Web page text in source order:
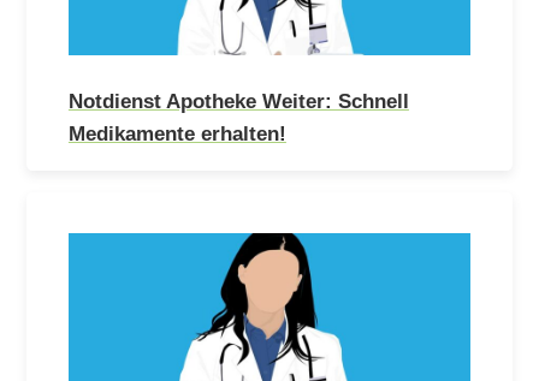
Notdienst Apotheke Weiter: Schnell
Medikamente erhalten!